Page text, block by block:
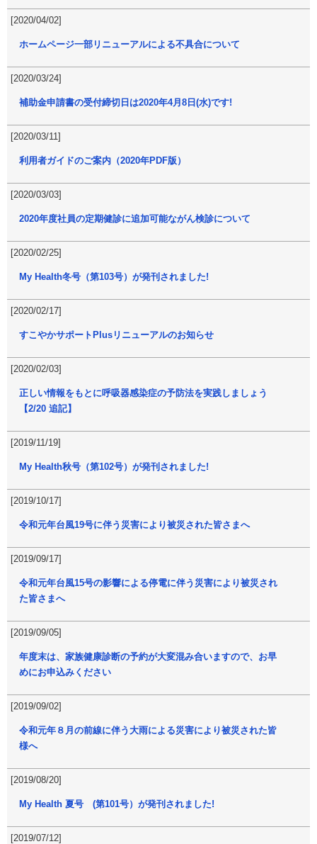
[2020/04/02]
ホームページ一部リニューアルによる不具合について
[2020/03/24]
補助金申請書の受付締切日は2020年4月8日(水)です!
[2020/03/11]
利用者ガイドのご案内（2020年PDF版）
[2020/03/03]
2020年度社員の定期健診に追加可能ながん検診について
[2020/02/25]
My Health冬号（第103号）が発刊されました!
[2020/02/17]
すこやかサポートPlusリニューアルのお知らせ
[2020/02/03]
正しい情報をもとに呼吸器感染症の予防法を実践しましょう
【2/20 追記】
[2019/11/19]
My Health秋号（第102号）が発刊されました!
[2019/10/17]
令和元年台風19号に伴う災害により被災された皆さまへ
[2019/09/17]
令和元年台風15号の影響による停電に伴う災害により被災され
た皆さまへ
[2019/09/05]
年度末は、家族健康診断の予約が大変混み合いますので、お早
めにお申込みください
[2019/09/02]
令和元年８月の前線に伴う大雨による災害により被災された皆
様へ
[2019/08/20]
My Health 夏号 (第101号）が発刊されました!
[2019/07/12]